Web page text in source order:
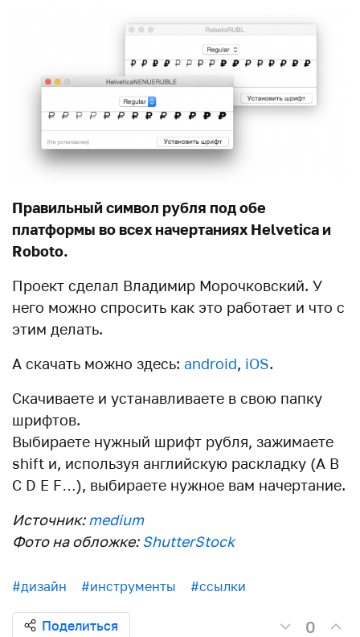
Правильный символ рубля под обе
платформы во всех начертаниях Helvetica и
Roboto.
Проект сделал Владимир Морочковский. У
него можно спросить как это работает и что с
этим делать.
А скачать можно здесь: android, iOS.
Скачиваете и устанавливаете в свою папку
шрифтов.
Выбираете нужный шрифт рубля, зажимаете
shift и, используя английскую раскладку (A B
C D E F…), выбираете нужное вам начертание.
Источник:medium
Фото на обложке:ShutterStock
#дизайн #инструменты #ссылки
Поделиться 0